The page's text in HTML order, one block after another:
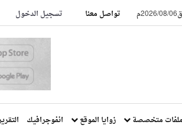
تواصل معنا تسجيل الدخول
ملفات متخصصة زوايا الموقع انفوجرافيك